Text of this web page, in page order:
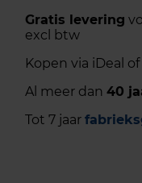
Gratis levering
excl btw
Kopen via iDeal
Al meer dan 40
Tot 7 jaar